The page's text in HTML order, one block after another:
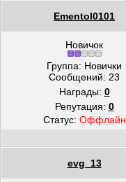
Ementol0101
Новичок
Группа: Новички
Сообщений: 23
Награды: 0
Репутация: 0
Статус: Оффлайн
evg_13